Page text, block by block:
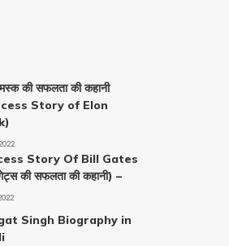
की सफलता की कहानी
Story of Elon
Story Of Bill Gates
की सफलता की कहानी) –
Singh Biography in